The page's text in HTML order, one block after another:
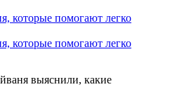
которые помогают легко
которые помогают легко
выяснили, какие